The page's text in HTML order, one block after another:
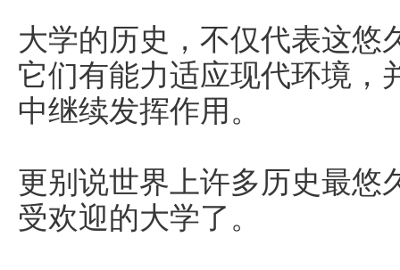
大学的历史，不仅代表这悠
它们有能力适应现代环境，
中继续发挥作用。
更别说世界上许多历史最悠
受欢迎的大学了。